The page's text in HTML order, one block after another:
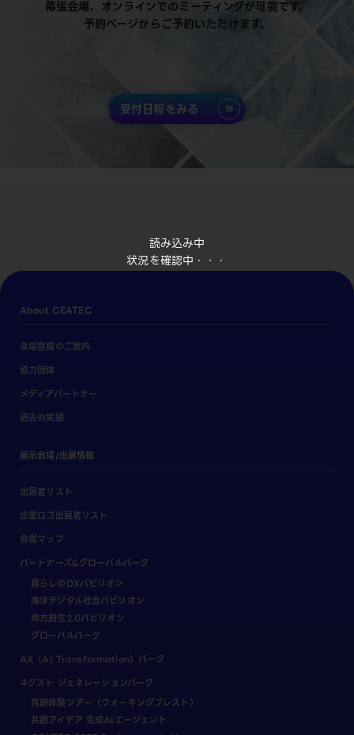
読み込み中
状況を確認中・・・
幕張会場、オンラインでのミーティングが可能です。
予約ページからご予約いただけます。
受付日程をみる
About CEATEC
来場登録のご案内
協力団体
メディアパートナー
過去の実績
展示会場/出展情報
出展者リスト
企業ロゴ出展者リスト
会場マップ
パートナーズ&グローバルパーク
暮らしのDXパビリオン
海洋デジタル社会パビリオン
地方創生2.0パビリオン
グローバルパーク
AX（AI Transformation）パーク
ネクスト ジェネレーションパーク
共創体験ツアー（ウォーキングブレスト）
共創アイデア 生成AIエージェント